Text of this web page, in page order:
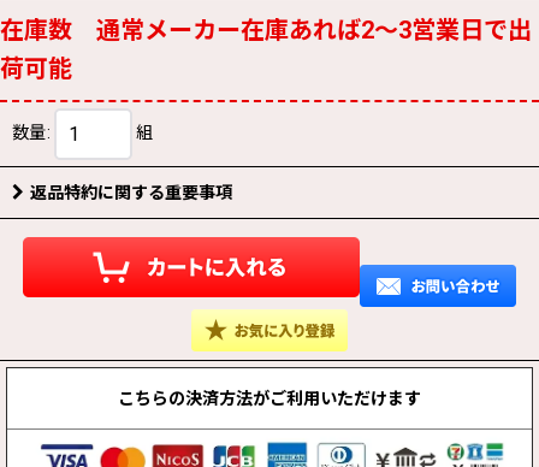
在庫数 通常メーカー在庫あれば2〜3営業日で出
荷可能
数量: 組
返品特約に関する重要事項
こちらの決済方法がご利用いただけます